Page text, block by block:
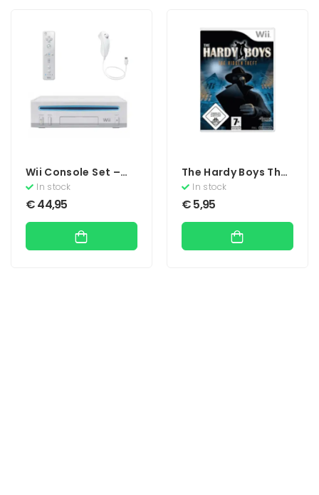
Wii Console Set –
WitIn stock
€44,95
The Hardy Boys The
Hidden Theft
In stock
€5,95